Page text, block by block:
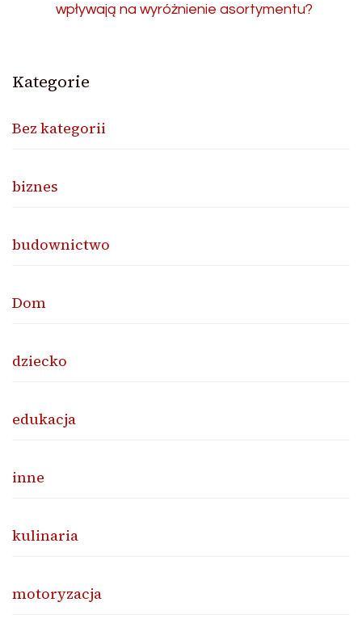
wpływają na wyróżnienie asortymentu?
Kategorie
Bez kategorii
biznes
budownictwo
Dom
dziecko
edukacja
inne
kulinaria
motoryzacja